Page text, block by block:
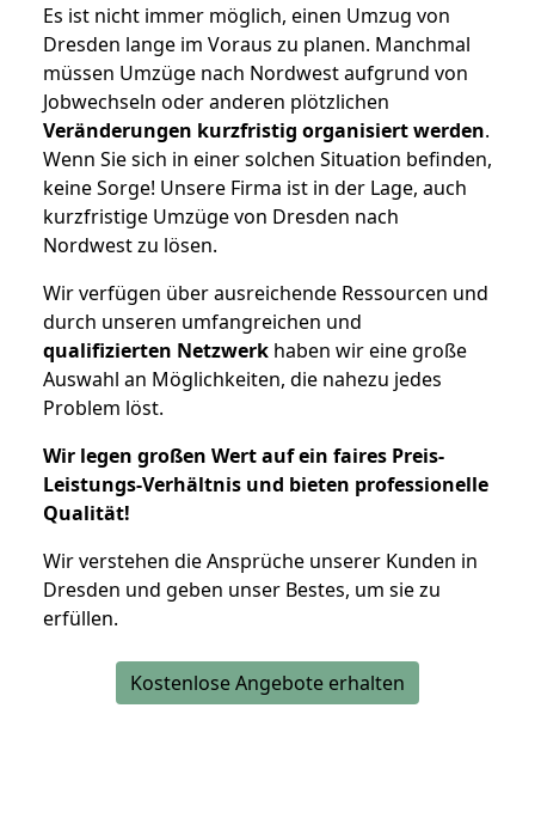
Es ist nicht immer möglich, einen Umzug von
Dresden lange im Voraus zu planen. Manchmal
müssen Umzüge nach Nordwest aufgrund von
Jobwechseln oder anderen plötzlichen
Veränderungen kurzfristig organisiert werden.
Wenn Sie sich in einer solchen Situation befinden,
keine Sorge! Unsere Firma ist in der Lage, auch
kurzfristige Umzüge von Dresden nach
Nordwest zu lösen.
Wir verfügen über ausreichende Ressourcen und
durch unseren umfangreichen und
qualifizierten Netzwerk haben wir eine große
Auswahl an Möglichkeiten, die nahezu jedes
Problem löst.
Wir legen großen Wert auf ein faires Preis-
Leistungs-Verhältnis und bieten professionelle
Qualität!
Wir verstehen die Ansprüche unserer Kunden in
Dresden und geben unser Bestes, um sie zu
erfüllen.
Kostenlose Angebote erhalten